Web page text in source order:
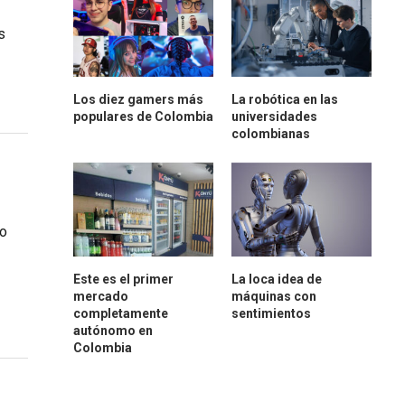
Los diez gamers más
populares de Colombia
La robótica en las
universidades
colombianas
Este es el primer
mercado
completamente
autónomo en
Colombia
La loca idea de
máquinas con
sentimientos